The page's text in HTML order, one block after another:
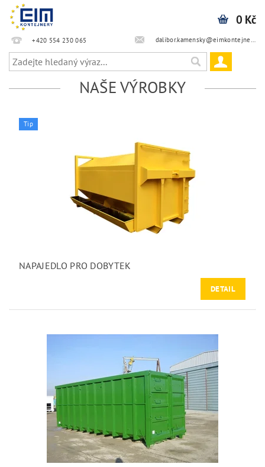
+420 554 230 065 dalibor.kamensky@eimkontejnery.cz
0 Kč
NAŠE VÝROBKY
Tip
NAPAJEDLO PRO DOBYTEK
DETAIL